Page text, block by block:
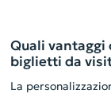
Quali vantaggi
biglietti da
La